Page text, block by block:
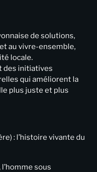
de solutions,
au vivre-ensemble,
locale.
des initiatives
qui améliorent la
plus juste et plus
: l’histoire vivante du
l’homme sous